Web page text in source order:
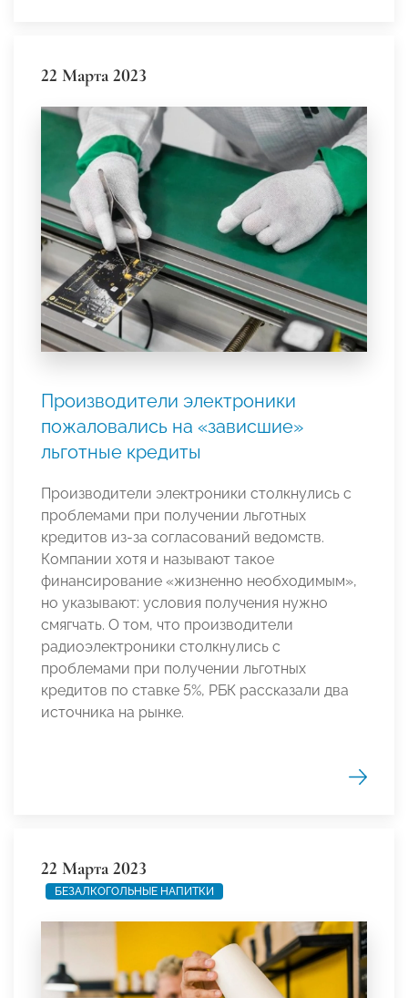
22 Марта 2023
Производители электроники
пожаловались на «зависшие»
льготные кредиты
Производители электроники столкнулись с
проблемами при получении льготных
кредитов из-за согласований ведомств.
Компании хотя и называют такое
финансирование «жизненно необходимым»,
но указывают: условия получения нужно
смягчать. О том, что производители
радиоэлектроники столкнулись с
проблемами при получении льготных
кредитов по ставке 5%, РБК рассказали два
источника на рынке.
22 Марта 2023
БЕЗАЛКОГОЛЬНЫЕ НАПИТКИ